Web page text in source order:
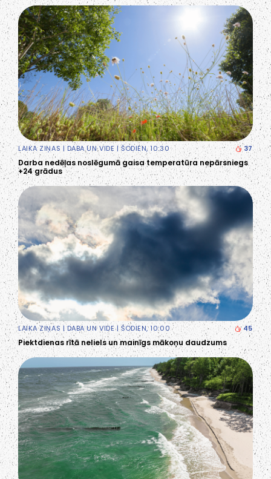
LAIKA ZIŅAS|DABA UN VIDE | ŠODIEN, 10:30 37
Darba nedēļas noslēgumā gaisa temperatūra nepārsniegs
+24 grādus
LAIKA ZIŅAS |DABA UN VIDE| ŠODIEN, 10:00 45
Piektdienas rītā neliels un mainīgs mākoņu daudzums